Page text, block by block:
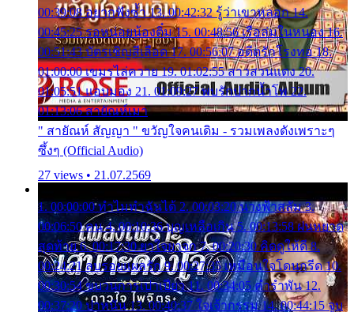
00:39:08 อยากฟังซ้ำ 13. 00:42:32 รู้ว่าเขาหลอก 14.
00:45:25 รอหน่อยน้องติ๋ม 15. 00:48:56 เรือล่มในหนอง 16.
00:51:43 บัตรเชิญสีเลือด 17. 00:56:07 อดีตรักโรงทอ 18.
01:00:00 เขมรไล่ควาย 19. 01:02:55 สาวสวนแตง 20.
01:05:51 แอบมอง 21. 01:09:27 พบรักปากน้ำโพ 22.
01:13:06 สายัณห์เมา
" สายัณห์ สัญญา " ขวัญใจคนเดิม - รวมเพลงดังเพราะๆ
ซึ้งๆ (Official Audio)
27 views • 21.07.2569
1. 00:00:00 ทำไมทำฉันได้ 2. 00:03:20 นางฟ้าสลัม 3.
00:06:50 คน 4. 00:10:36 บุญเหลือเกิน 5. 00:13:58 ฝนหยาด
สุดท้าย 6. 00:17:30 ยาใจยาจก 7. 00:20:30 คิดดูให้ดี 8.
00:24:21 ลบรอยแผลรัก 9. 00:27:35 เหมือนใจโดนกรีด 10.
00:30:54 ขบวนการเปาเปียว 11. 00:34:05 คำรำพัน 12.
00:37:20 ปาหนัน 13. 00:40:37 ใจเจ้ากรรม 14. 00:44:15 จูบ